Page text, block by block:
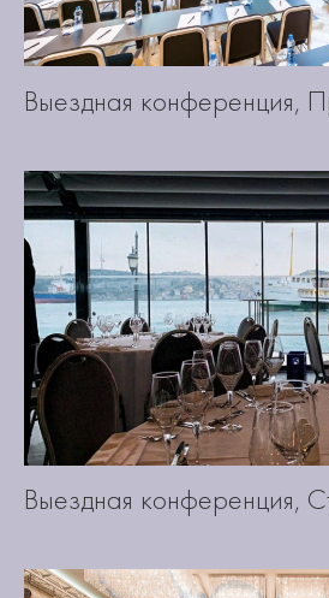
Выездная конференция,
Выездная конференция,